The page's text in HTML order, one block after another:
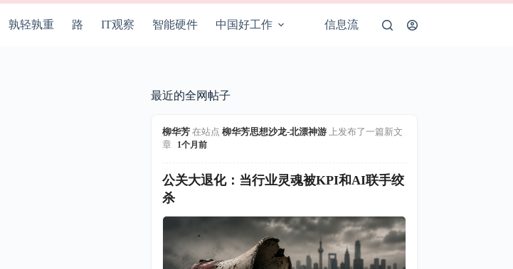
孰轻孰重 路 IT观察 智能硬件 中国好工作 信息流
最近的全网帖子
柳华芳在站点 柳华芳思想沙龙-北漂神游上发布了一篇新文
章
1个月前
公关大退化：当行业灵魂被KPI和AI联手绞
杀